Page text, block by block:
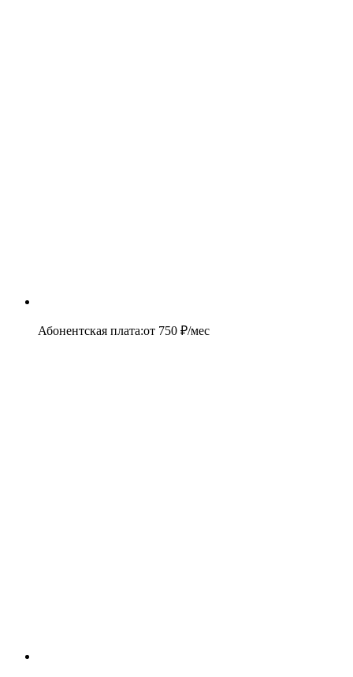
Абонентская плата:от 750 ₽/мес